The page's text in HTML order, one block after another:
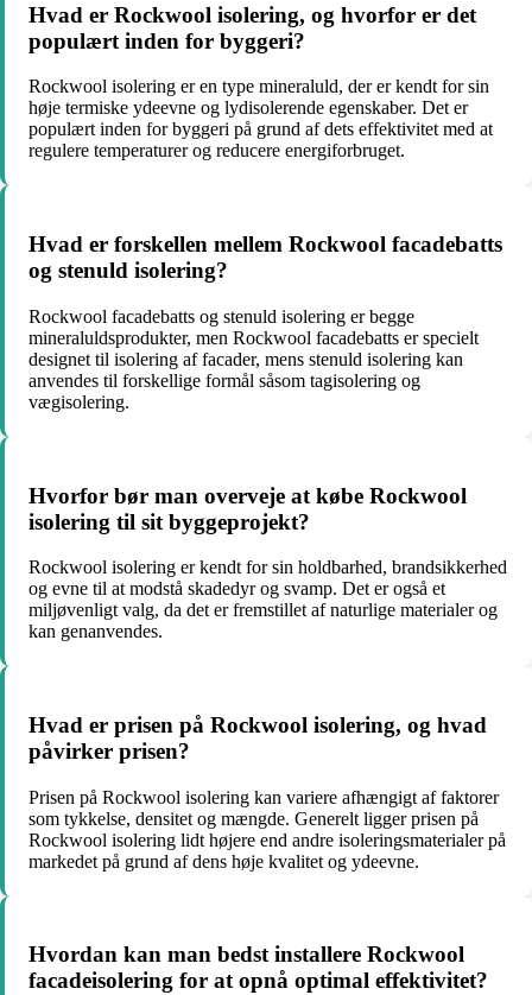
Hvad er Rockwool isolering, og hvorfor er det
populært inden for byggeri?
Rockwool isolering er en type mineraluld, der er kendt for sin
høje termiske ydeevne og lydisolerende egenskaber. Det er
populært inden for byggeri på grund af dets effektivitet med at
regulere temperaturer og reducere energiforbruget.
Hvad er forskellen mellem Rockwool facadebatts
og stenuld isolering?
Rockwool facadebatts og stenuld isolering er begge
mineraluldsprodukter, men Rockwool facadebatts er specielt
designet til isolering af facader, mens stenuld isolering kan
anvendes til forskellige formål såsom tagisolering og
vægisolering.
Hvorfor bør man overveje at købe Rockwool
isolering til sit byggeprojekt?
Rockwool isolering er kendt for sin holdbarhed, brandsikkerhed
og evne til at modstå skadedyr og svamp. Det er også et
miljøvenligt valg, da det er fremstillet af naturlige materialer og
kan genanvendes.
Hvad er prisen på Rockwool isolering, og hvad
påvirker prisen?
Prisen på Rockwool isolering kan variere afhængigt af faktorer
som tykkelse, densitet og mængde. Generelt ligger prisen på
Rockwool isolering lidt højere end andre isoleringsmaterialer på
markedet på grund af dens høje kvalitet og ydeevne.
Hvordan kan man bedst installere Rockwool
facadeisolering for at opnå optimal effektivitet?